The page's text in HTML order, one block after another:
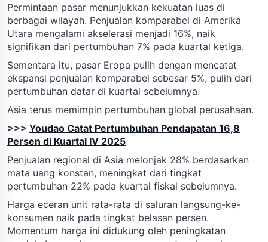
Permintaan pasar menunjukkan kekuatan luas di
berbagai wilayah. Penjualan komparabel di Amerika
Utara mengalami akselerasi menjadi 16%, naik
signifikan dari pertumbuhan 7% pada kuartal ketiga.
Sementara itu, pasar Eropa pulih dengan mencatat
ekspansi penjualan komparabel sebesar 5%, pulih dari
pertumbuhan datar di kuartal sebelumnya.
Asia terus memimpin pertumbuhan global perusahaan.
>>> Youdao Catat Pertumbuhan Pendapatan 16,8
Persen di Kuartal IV 2025
Penjualan regional di Asia melonjak 28% berdasarkan
mata uang konstan, meningkat dari tingkat
pertumbuhan 22% pada kuartal fiskal sebelumnya.
Harga eceran unit rata-rata di saluran langsung-ke-
konsumen naik pada tingkat belasan persen.
Momentum harga ini didukung oleh peningkatan